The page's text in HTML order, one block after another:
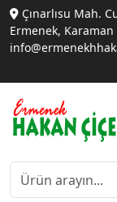
Çınarlısu Mah.
Ermenek,